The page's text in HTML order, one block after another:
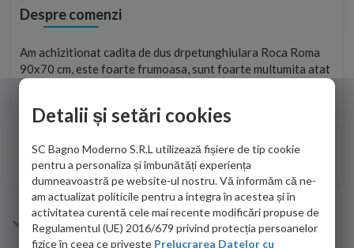
Despre comenzi
Am achizitionat cadita de dus drpetunghiulara Roca Roma
90x70 cm, este foarte frumoasa, sunt foarte multumita atat
de personalul firmei dvs. cu care am colaborat in obtinerea
adus coletul in siguranta.Numai bine, va doresc!
Sofrone Viviana -28.07.2026
Info Bagno
Detalii și setări cookies
SC Bagno Moderno S.R.L utilizează fișiere de tip cookie
pentru a personaliza și îmbunătăți experiența
dumneavoastră pe website-ul nostru. Vă informăm că ne-
am actualizat politicile pentru a integra în acestea și în
activitatea curentă cele mai recente modificări propuse de
Regulamentul (UE) 2016/679 privind protecția persoanelor
fizice în ceea ce privește Prelucrarea Datelor cu